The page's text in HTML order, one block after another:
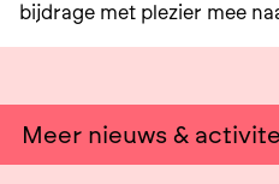
bijdrage met plezier mee
doegroep.
Meer nieuws &